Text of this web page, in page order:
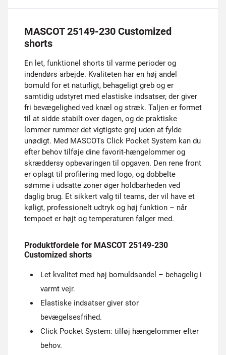
MASCOT 25149-230 Customized
shorts
En let, funktionel shorts til varme perioder og
indendørs arbejde. Kvaliteten har en høj andel
bomuld for et naturligt, behageligt greb og er
samtidig udstyret med elastiske indsatser, der giver
fri bevægelighed ved knæl og stræk. Taljen er formet
til at sidde stabilt over dagen, og de praktiske
lommer rummer det vigtigste grej uden at fylde
unødigt. Med MASCOTs Click Pocket System kan du
efter behov tilføje dine favorit-hængelommer og
skræddersy opbevaringen til opgaven. Den rene front
er oplagt til profilering med logo, og dobbelte
sømme i udsatte zoner øger holdbarheden ved
daglig brug. Et sikkert valg til teams, der vil have et
køligt, professionelt udtryk og høj funktion – når
tempoet er højt og temperaturen følger med.
Produktfordele for MASCOT 25149-230
Customized shorts
Let kvalitet med høj bomuldsandel – behagelig i
varmt vejr.
Elastiske indsatser giver stor
bevægelsesfrihed.
Click Pocket System: tilføj hængelommer efter
behov.